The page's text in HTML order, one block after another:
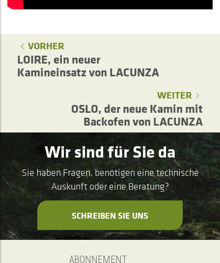
VORHER
LOIRE, ein neuer
Kamineinsatz von LACUNZA
OSLO, der neue Kamin mit
Backofen von LACUNZA
WEITER
Wir sind für Sie da
Sie haben Fragen, benötigen eine technische
Auskunft oder eine Beratung?
SCHREIBEN SIE UNS
ABONNEMENT